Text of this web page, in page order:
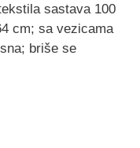
sastava 100
cm; sa vezicama
briše se